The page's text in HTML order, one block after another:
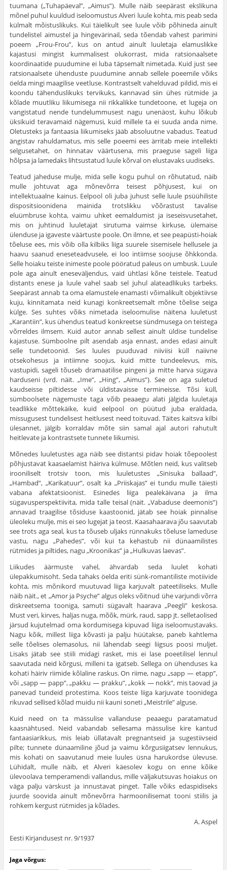
tuumana („Tuhapäeval”, „Aimus”). Mulle näib seepärast ekslikuna
mõnel puhul kuuldud iseloomustus Alveri luule kohta, mis peab seda
külmalt mõistuslikuks. Kui täielikult see luule võib põhineda ainult
tundelistel aimustel ja hingevärinail, seda tõendab vahest parimini
poeem „Frou-Frou”, kus on antud ainult luuletaja elamuslikke
kajastusi mingist kummalisest olukorrast, mida ratsionaalsete
koordinaatide puudumine ei luba täpsemalt nimetada. Kuid just see
ratsionaalsete ühenduste puudumine annab sellele poeemile võiks
öelda mingi maagilise veetluse. Kontrastselt vahelduvad pildid, mis ei
koondu tähenduslikuks tervikuks, kannavad siin ühes rütmide ja
kõlade muutliku liikumisega nii rikkalikke tundetoone, et lugeja on
vangistatud nende tundelummusest nagu unenäost, kuhu lõikub
üksikuid teravamaid nägemusi, kuid millele ta ei suuda anda nime.
Oletusteks ja fantaasia liikumiseks jääb absoluutne vabadus. Teatud
ängistav rahuldamatus, mis selle poeemi ees ärritab meie intellekti
selgusetahet, on hinnatav väärtusena, mis praeguse sageli liiga
hõlpsa ja lamedaks lihtsustatud luule kõrval on elustavaks uudiseks.
Teatud jaheduse mulje, mida selle kogu puhul on rõhutatud, näib
mulle johtuvat aga mõnevõrra teisest põhjusest, kui on
intellektuaalne kainus. Eelpool oli juba juhust selle luule psüühiliste
dispositsioonidena mainida trotslikku võõrastust tavalise
eluümbruse kohta, vaimu uhket eemaldumist ja iseseisvusetahet,
mis on juhtinud luuletajat sirutuma vaimse kirkuse, ülemaise
ülenduse ja igaveste väärtuste poole. On ilmne, et see peapüsti-hoiak
tõeluse ees, mis võib olla kilbiks liiga suurele sisemisele hellusele ja
haavu saanud eneseteadvusele, ei loo intiimse soojuse õhkkonda.
Selle hoiaku teiste inimeste poole pööratud paleus on umbusk. Luule
pole aga ainult eneseväljendus, vaid ühtlasi kõne teistele. Teatud
distants enese ja luule vahel saab sel juhul alateadlikuks tarbeks.
Seepärast annab ta oma elamustele enamasti võimalikult objektiivse
kuju, kinnitamata neid kunagi konkreetsemalt mõne tõelise seiga
külge. Ses suhtes võiks nimetada iseloomulise näitena luuletust
„Karantiin”, kus ühendus teatud konkreetse sündmusega on teistega
võrreldes ilmsem. Kuid autor annab sellest ainult üldise tundelise
kajastuse. Sümboolne pilt asendab asja ennast, andes edasi ainult
selle tundetoonid. Ses luules puuduvad niiviisi küll naiivne
otsekohesus ja intiimne soojus, kuid mitte tundeelevus, mis,
vastupidi, sageli tõuseb dramaatilise pingeni ja mitte harva sügava
harduseni (vrd. näit. „Ime”, „Hing”, „Aimus”). See on aga suletud
kaudseisse piltidesse või üldistavaisse termineisse. Tõsi küll,
sümboolsete nägemuste taga võib peaaegu alati jälgida luuletaja
teadlikke mõttekäike, kuid eelpool on püütud juba eraldada,
missugusest tundelisest heitlusest need toituvad. Täites kaitsva kilbi
ülesannet, jälgib korraldav mõte siin samal ajal autori rahutult
heitlevate ja kontrastsete tunnete liikumisi.
Mõnedes luuletustes aga näib see distantsi pidav hoiak tõepoolest
põhjustavat kaasaelamist häiriva külmuse. Mõtlen neid, kus valitseb
irooniliselt trotsiv toon, mis luuletustes „Sinisuka ballaad”,
„Hambad”, „Karikatuur”, osalt ka „Priiskajas” ei tundu mulle täiesti
vabana afektatsioonist. Esinedes liiga pealekäivana ja ilma
sügavusperspektiivita, mida talle teisal (näit. „Vabaduse deemonis”)
annavad traagilise tõsiduse kaastoonid, jätab see hoiak pinnalise
üleoleku mulje, mis ei seo lugejat ja teost. Kaasahaarava jõu saavutab
see trots aga seal, kus ta tõuseb uljaks rünnakuks tõeluse lameduse
vastu, nagu „Pahedes”, või kui ta kehastub nii dünaamilistes
rütmides ja piltides, nagu „Kroonikas” ja „Hulkuvas laevas”.
Liikudes äärmuste vahel, ähvardab seda luulet kohati
ülepakkumisoht. Seda tahaks öelda eriti sünk-romantiliste motiivide
kohta, mis mõnikord muutuvad liiga karjuvalt pateetiliseks. Mulle
näib näit., et „Amor ja Psyche” algus oleks võitnud ühe varjundi võrra
diskreetsema tooniga, samuti sügavalt haarava „Peegli” keskosa.
Must veri, kirves, haljas nuga, mõõk, mürk, raud, sapp jt. selletaolised
järsud kujutelmad oma kordumisega kipuvad liiga iseloomustavaks.
Nagu kõik, millest liiga kõvasti ja palju hüütakse, paneb kahtlema
selle tõelises olemasolus, nii lähendab seegi liigsus poosi muljet.
Lisaks jätab see stiili midagi rasket, mis ei lase poeetilisel lennul
saavutada neid kõrgusi, milleni ta igatseb. Sellega on ühenduses ka
kohati häiriv riimide kõlaline raskus. On riime, nagu „sapp — etapp”,
või „sapp — papp”, „pakku — prakku”, „kokk — nokk”, mis taovad ja
panevad tundeid protestima. Koos teiste liiga karjuvate toonidega
rikuvad sellised kõlad muidu nii kauni soneti „Meistrile” alguse.
Kuid need on ta mässulise vallanduse peaaegu paratamatud
kaasnähtused. Neid vabandab sellesama mässulise kire kantud
fantaasiarikkus, mis leiab üllatavalt pregnantseid ja sugestiivseid
pilte; tunnete dünaamiline jõud ja vaimu kõrgusiigatsev lennukus,
mis kohati on saavutanud meie luules üsna harukordse ülevuse.
Lühidalt, mulle näib, et Alveri käesolev kogu on enne kõike
ülevoolava temperamendi vallandus, mille väljakutsuvas hoiakus on
väga palju värskust ja innustavat pinget. Talle võiks edaspidiseks
juurde soovida ainult mõnevõrra harmoonilisemat tooni stiilis ja
rohkem kergust rütmides ja kõlades.
A. Aspel
Eesti Kirjandusest nr. 9/1937
Jaga võrgus: